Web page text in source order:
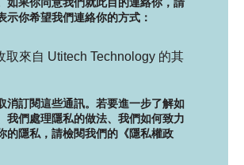
如果你同意我們就此目的連絡你，請
示你希望我們連絡你的方式：
取來自 Utitech Technology 的其
消訂閱這些通訊。若要進一步了解如
我們處理隱私的做法、我們如何致力
的隱私，請檢閱我們的《隱私權政